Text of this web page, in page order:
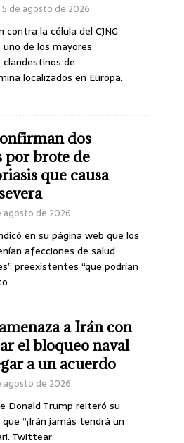
de agosto de 2026
contra la célula del CJNG
de los mayores
de
localizados en Europa.
dos
por brote de
que causa
agosto de 2026
en su página web que los
afecciones de salud
preexistentes “que podrían
a Irán con
el bloqueo naval
a un acuerdo
agosto de 2026
Donald Trump reiteró su
“¡Irán jamás tendrá un
Twittear